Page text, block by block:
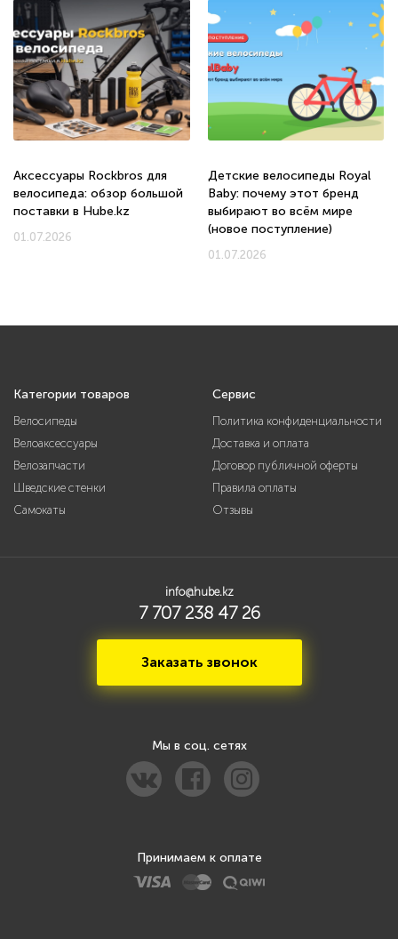
Аксессуары Rockbros для
велосипеда: обзор большой
поставки в Hube.kz
01.07.2026
Детские велосипеды Royal
Baby: почему этот бренд
выбирают во всём мире
(новое поступление)
01.07.2026
Категории товаров
Велосипеды
Велоаксессуары
Велозапчасти
Шведские стенки
Самокаты
Сервис
Политика конфиденциальности
Доставка и оплата
Договор публичной оферты
Правила оплаты
Отзывы
info@hube.kz
7 707 238 47 26
Заказать звонок
Мы в соц. сетях
Принимаем к оплате